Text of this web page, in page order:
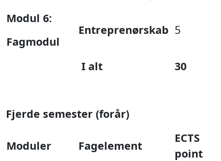
Modul 6:
Fagmodul
Entreprenørskab 5
I alt 30
Fjerde semester (forår)
Moduler Fagelement
ECTS
point